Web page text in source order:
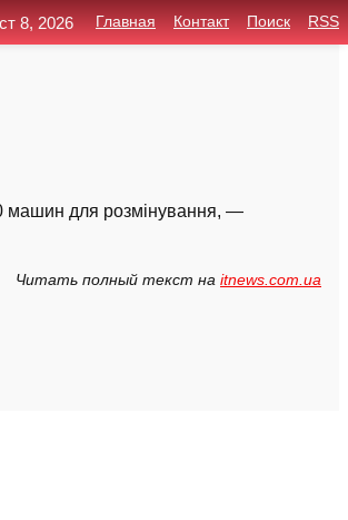
машин для розмінування, —
Читать полный текст на itnews.com.ua
8, 2026 Главная Контакт Поиск RSS